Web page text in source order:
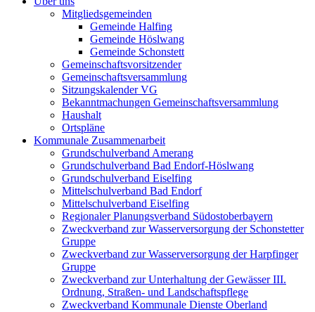
Mitgliedsgemeinden
Gemeinde Halfing
Gemeinde Höslwang
Gemeinde Schonstett
Gemeinschaftsvorsitzender
Gemeinschaftsversammlung
Sitzungskalender VG
Bekanntmachungen Gemeinschaftsversammlung
Haushalt
Ortspläne
Kommunale Zusammenarbeit
Grundschulverband Amerang
Grundschulverband Bad Endorf-Höslwang
Grundschulverband Eiselfing
Mittelschulverband Bad Endorf
Mittelschulverband Eiselfing
Regionaler Planungsverband Südostoberbayern
Zweckverband zur Wasserversorgung der Schonstetter
Gruppe
Zweckverband zur Wasserversorgung der Harpfinger
Gruppe
Zweckverband zur Unterhaltung der Gewässer III.
Ordnung, Straßen- und Landschaftspflege
Zweckverband Kommunale Dienste Oberland